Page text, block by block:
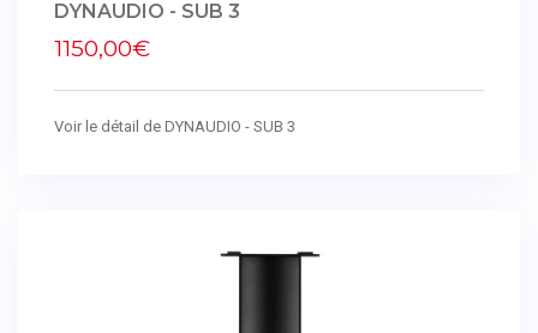
DYNAUDIO - SUB 3
1150,00€
Voir le détail de DYNAUDIO - SUB 3